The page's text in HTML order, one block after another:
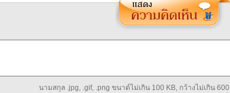
นามสกุล .jpg, .gif, .png ขนาด์ไม่เกิน 100 KB, กว้างไม่เกิน 600